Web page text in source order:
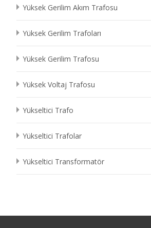
Yüksek Gerilim Akım Trafosu
Yüksek Gerilim Trafoları
Yüksek Gerilim Trafosu
Yüksek Voltaj Trafosu
Yükseltici Trafo
Yükseltici Trafolar
Yükseltici Transformatör